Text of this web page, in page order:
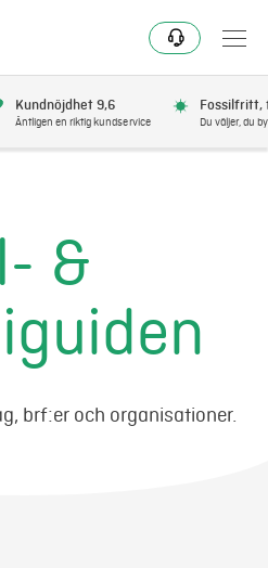
Kundnöjdhet 9,6
Äntligen en riktig kundservice
Fossilfritt,
Du väljer, du
&
brf:er och organisationer.